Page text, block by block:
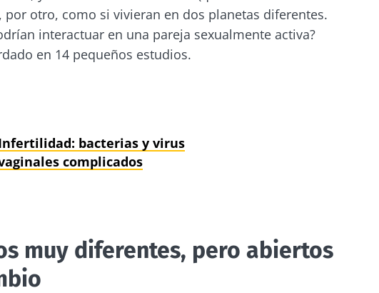
por otro, como si vivieran en dos planetas diferentes.
interactuar en una pareja sexualmente activa?
en 14 pequeños estudios.
bacterias y virus
complicados
muy diferentes, pero abiertos